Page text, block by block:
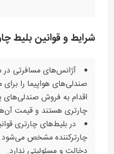
شرایط و قوانین بلیط
آژانس‌های مسافرتی در
صندلی‌های هواپیما را
اقدام به فروش صندلی‌های
چارتری هستند و قیمت
در بلیط‌های چارتری
چارترکننده مشخص می‌شود
دخالت و مسئولیتی ندارد.